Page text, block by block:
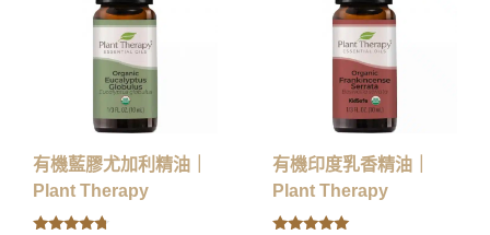
有機藍膠尤加利精油｜
Plant Therapy
有機印度乳香精油｜
Plant Therapy